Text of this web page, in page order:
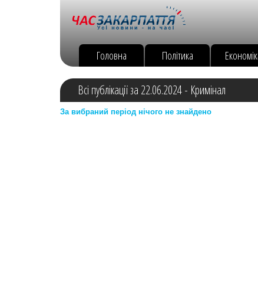
Головна Політика
Всі публікації за 22.06.2024 - Кримінал
За вибраний період нічого не знайдено